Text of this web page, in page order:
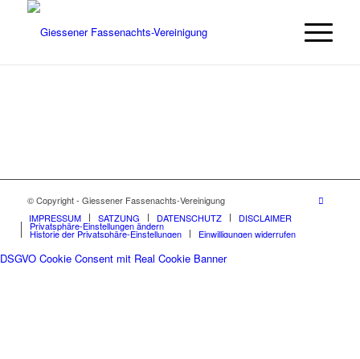
© Copyright - Giessener Fassenachts-Vereinigung
IMPRESSUM
SATZUNG DATENSCHUTZ DISCLAIMER
Privatsphäre-Einstellungen ändern
Historie der Privatsphäre-Einstellungen Einwilligungen widerrufen
DSGVO Cookie Consent mit Real Cookie Banner